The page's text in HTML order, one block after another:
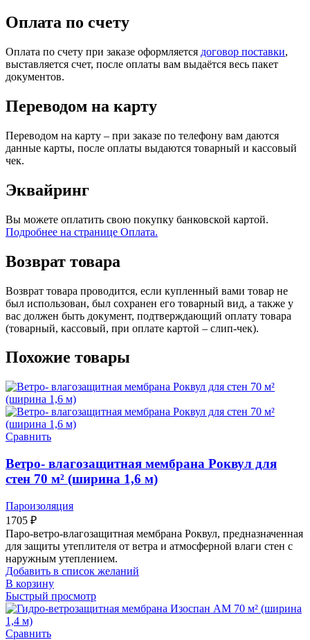
Оплата по счету
Оплата по счету при заказе оформляется договор поставки,
выставляется счет, после оплаты вам выдаётся весь пакет
документов.
Переводом на карту
Переводом на карту – при заказе по телефону вам даются
данные карты, после оплаты выдаются товарный и кассовый
чек.
Эквайринг
Вы можете оплатить свою покупку банковской картой.
Подробнее на странице Оплата.
Возврат товара
Возврат товара проводится, если купленный вами товар не
был использован, был сохранен его товарный вид, а также у
вас должен быть документ, подтверждающий оплату товара
(товарный, кассовый, при оплате картой – слип-чек).
Похожие товары
Сравнить
Ветро- влагозащитная мембрана Роквул для
стен 70 м² (ширина 1,6 м)
Пароизоляция
1705 ₽
Паро-ветро-влагозащитная мембрана Роквул, предназначенная
для защиты утеплителя от ветра и атмосферной влаги стен с
наружным утеплением.
Добавить в список желаний
В корзину
Быстрый просмотр
Сравнить